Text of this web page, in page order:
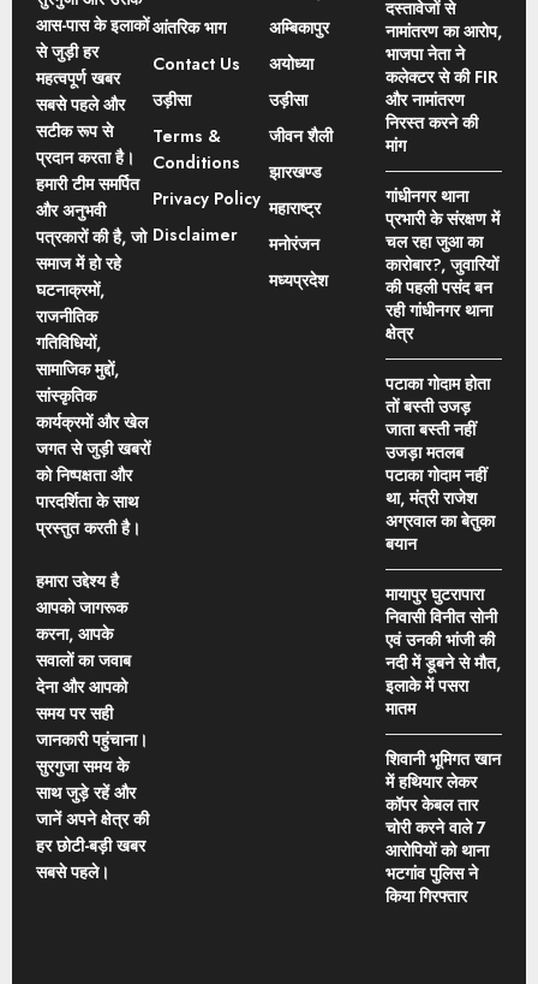
आस-पास के इलाकों
से जुड़ी हर
महत्वपूर्ण खबर
सबसे पहले और
सटीक रूप से
प्रदान करता है।
हमारी टीम समर्पित
और अनुभवी
पत्रकारों की है, जो
समाज में हो रहे
घटनाक्रमों,
राजनीतिक
गतिविधियों,
सामाजिक मुद्दों,
सांस्कृतिक
कार्यक्रमों और खेल
जगत से जुड़ी खबरों
को निष्पक्षता और
पारदर्शिता के साथ
प्रस्तुत करती है।
हमारा उद्देश्य है
आपको जागरूक
करना, आपके
सवालों का जवाब
देना और आपको
समय पर सही
जानकारी पहुंचाना।
सुरगुजा समय के
साथ जुड़े रहें और
जानें अपने क्षेत्र की
हर छोटी-बड़ी खबर
सबसे पहले।
आंतरिक भाग
Contact Us
उड़ीसा
Terms &
Conditions
Privacy Policy
Disclaimer
अम्बिकापुर
अयोध्या
उड़ीसा
जीवन शैली
झारखण्ड
महाराष्ट्र
मनोरंजन
मध्यप्रदेश
दस्तावेजों से
नामांतरण का आरोप,
भाजपा नेता ने
कलेक्टर से की FIR
और नामांतरण
निरस्त करने की
मांग
गांधीनगर थाना
प्रभारी के संरक्षण में
चल रहा जुआ का
कारोबार?, जुवारियों
की पहली पसंद बन
रही गांधीनगर थाना
क्षेत्र
पटाका गोदाम होता
तों बस्ती उजड़
जाता बस्ती नहीं
उजड़ा मतलब
पटाका गोदाम नहीं
था, मंत्री राजेश
अग्रवाल का बेतुका
बयान
मायापुर घुटरापारा
निवासी विनीत सोनी
एवं उनकी भांजी की
नदी में डूबने से मौत,
इलाके में पसरा
मातम
शिवानी भूमिगत खान
में हथियार लेकर
कॉपर केबल तार
चोरी करने वाले 7
आरोपियों को थाना
भटगांव पुलिस ने
किया गिरफ्तार